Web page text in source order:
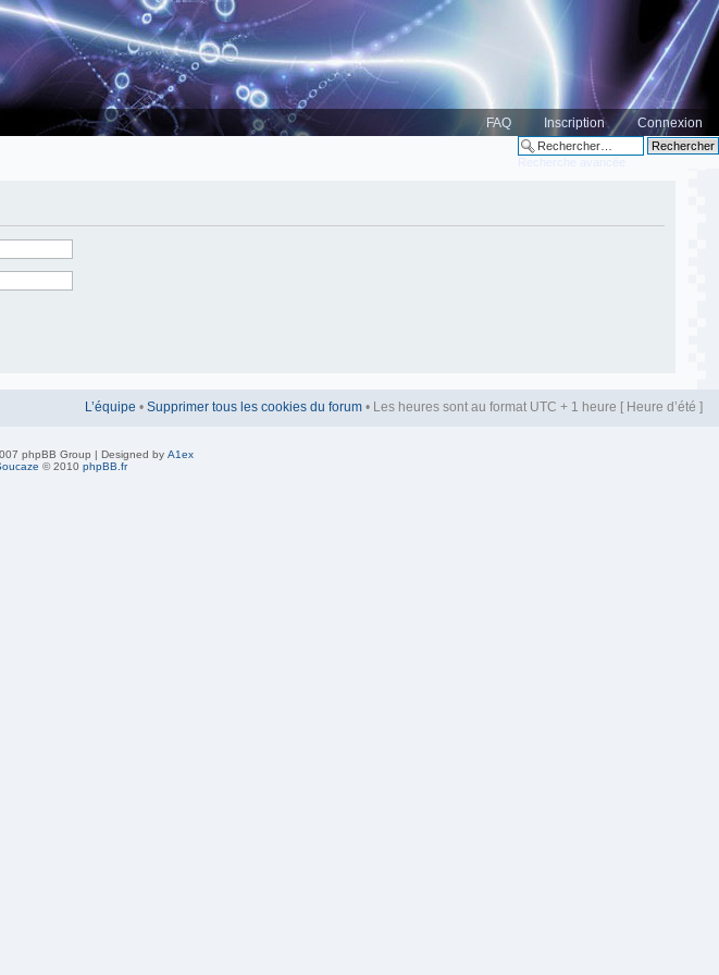
FAQ Inscription Connexion
Recherche avancée
L’équipe • Supprimer tous les cookies du forum • Les heures sont au format UTC + 1 heure [ Heure d’été ]
phpBB Group | Designed by A1ex
© 2010 phpBB.fr